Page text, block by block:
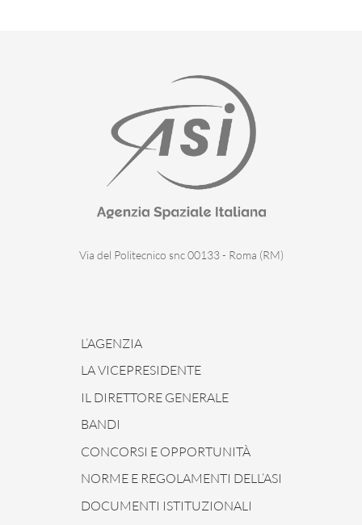
Via del Politecnico snc 00133 - Roma (RM)
L’AGENZIA
LA VICEPRESIDENTE
IL DIRETTORE GENERALE
BANDI
CONCORSI E OPPORTUNITÀ
NORME E REGOLAMENTI DELL’ASI
DOCUMENTI ISTITUZIONALI